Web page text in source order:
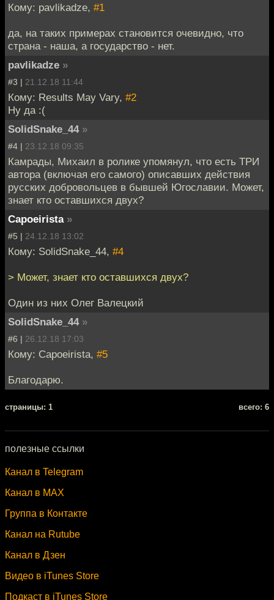
Кому: pavlikadze, #1
да, на таких примерах становится очевидно, что
страна - наша, а государство - нет.
pavlikadze »
#3 | 21.12.18 11:44
Кому: Results May Vary, #2
Ну да :(
SolidSnake_44 »
#4 | 23.12.18 09:35
Камрады, Михаил в ролике упомянул, что есть ТРИ
автора (включая его самого) описавших действия
русских добровольцев в бывшей Югославии. Может,
знает кто оставшихся двух?
Capoeirista »
#5 | 24.12.18 13:02
Кому: SolidSnake_44, #4
> Может, знает кто оставшихся двух?
Один из них Олег Валецкий
SolidSnake_44 »
#6 | 26.12.18 17:03
Кому: Capoeirista, #5
Благодарю.
cтраницы: 1 всего: 6
полезные ссылки
Канал в Telegram
Канал в MAX
Группа в Контакте
Канал на Rutube
Канал в Дзен
Видео в iTunes Store
Подкаст в iTunes Store